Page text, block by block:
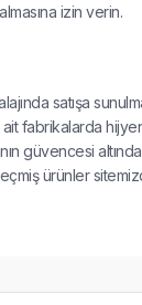
izin verin.
satışa
ait fabrikalarda
güvencesi
ürünler